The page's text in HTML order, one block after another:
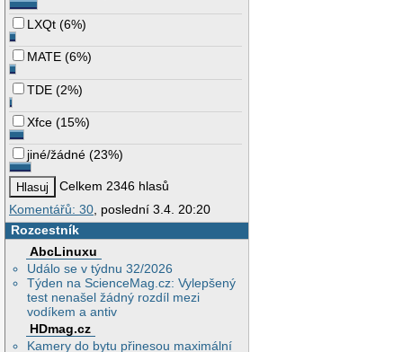
LXQt (6%)
MATE (6%)
TDE (2%)
Xfce (15%)
jiné/žádné (23%)
Celkem 2346 hlasů
Komentářů: 30 , poslední 3.4. 20:20
Rozcestník
AbcLinuxu
Událo se v týdnu 32/2026
Týden na ScienceMag.cz: Vylepšený
test nenašel žádný rozdíl mezi
vodíkem a antiv
HDmag.cz
Kamery do bytu přinesou maximální